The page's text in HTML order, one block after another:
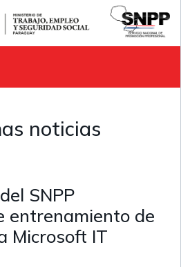
noticias
SNPP
entrenamiento de
Microsoft IT